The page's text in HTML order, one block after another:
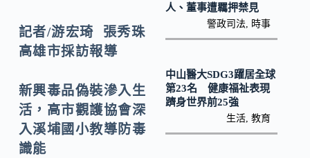
o
o
y
Li
k
記者/游宏琦 張秀珠
高雄市採訪報導
新興毒品偽裝滲入生
活，高市觀護協會深
入溪埔國小教導防毒
識能
人、董事遭羈押禁見
警政司法 時事
中山醫大SDG3躍居全球
第23名 健康福祉表現
躋身世界前25強
生活 ,教育